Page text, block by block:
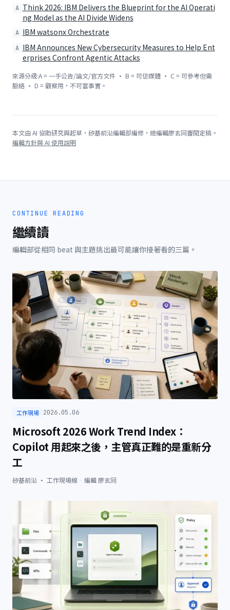
A Think 2026: IBM Delivers the Blueprint for the AI Operati
ng Model as the AI Divide Widens
A IBM watsonx Orchestrate
A IBM Announces New Cybersecurity Measures to Help Ent
erprises Confront Agentic Attacks
來源分級:A = 一手公告/論文/官方文件 · B = 可信媒體 · C = 可參考但需
脈絡 · D = 觀察用，不可當事實。
本文由 AI 協助研究與起草，矽基前沿編輯部編修，總編輯廖玄同審閱定稿。
編輯方針與 AI 使用說明
CONTINUE READING
繼續讀
編輯部從相同 beat 與主題挑出最可能讓你接著看的三篇。
工作現場 2026.05.06
Microsoft 2026 Work Trend Index：
Copilot 用起來之後，主管真正難的是重新分
工
矽基前沿 · 工作現場線 編輯廖玄同